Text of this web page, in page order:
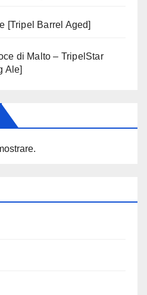
[Tripel Barrel Aged]
di Malto – TripelStar
Ale]